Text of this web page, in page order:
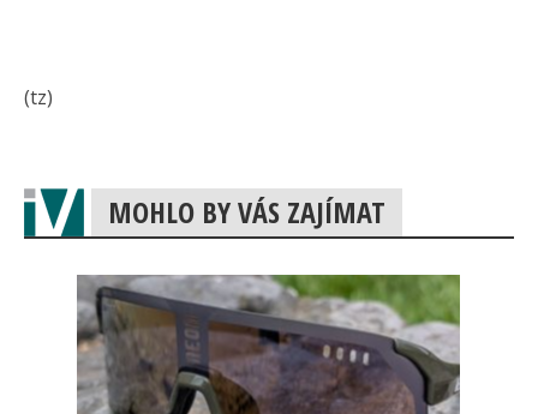
(tz)
MOHLO BY VÁS ZAJÍMAT